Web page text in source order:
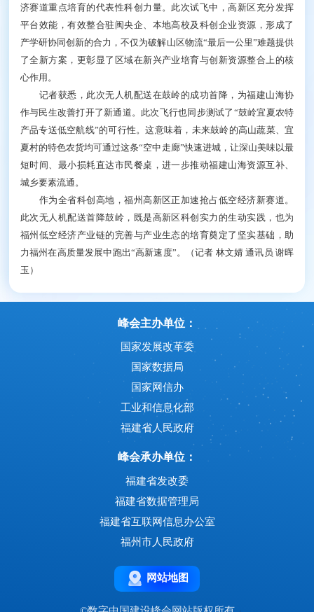
济赛道重点培育的代表性科创力量。此次试飞中，高新区充分发挥
平台效能，有效整合驻闽央企、本地高校及科创企业资源，形成了
产学研协同创新的合力，不仅为破解山区物流“最后一公里”难题提供
了全新方案，更彰显了区域在新兴产业培育与创新资源整合上的核
心作用。
记者获悉，此次无人机配送在鼓岭的成功首降，为福建山海协
作与民生改善打开了新通道。此次飞行也同步测试了“鼓岭宜夏农特
产品专送低空航线”的可行性。这意味着，未来鼓岭的高山蔬菜、宜
夏村的特色农货均可通过这条“空中走廊”快速进城，让深山美味以最
短时间、最小损耗直达市民餐桌，进一步推动福建山海资源互补、
城乡要素流通。
作为全省科创高地，福州高新区正加速抢占低空经济新赛道。
此次无人机配送首降鼓岭，既是高新区科创实力的生动实践，也为
福州低空经济产业链的完善与产业生态的培育奠定了坚实基础，助
力福州在高质量发展中跑出“高新速度”。（记者 林文婧 通讯员 谢晖
玉）
峰会主办单位：
国家发展改革委
国家数据局
国家网信办
工业和信息化部
福建省人民政府
峰会承办单位：
福建省发改委
福建省数据管理局
福建省互联网信息办公室
福州市人民政府
网站地图